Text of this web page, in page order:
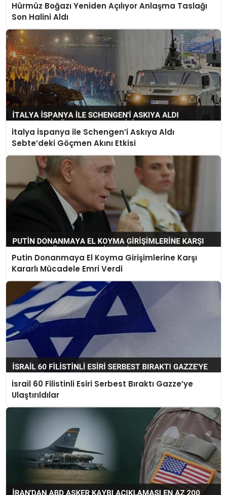
Hürmüz Boğazı Yeniden Açılıyor Anlaşma Taslağı
Son Halini Aldı
İtalya İspanya ile Schengen’i Askıya Aldı
Sebte’deki Göçmen Akını Etkisi
Putin Donanmaya El Koyma Girişimlerine Karşı
Kararlı Mücadele Emri Verdi
İsrail 60 Filistinli Esiri Serbest Bıraktı Gazze’ye
Ulaştırıldılar